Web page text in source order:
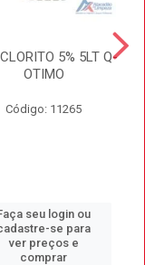
5% 5LT Q-
OTIMO
Código: 11265
seu login ou
se para
ver preços e
comprar